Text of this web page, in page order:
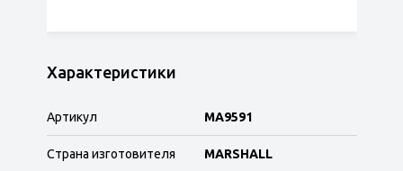
Характеристики
Артикул MA9591
Страна изготовителя MARSHALL